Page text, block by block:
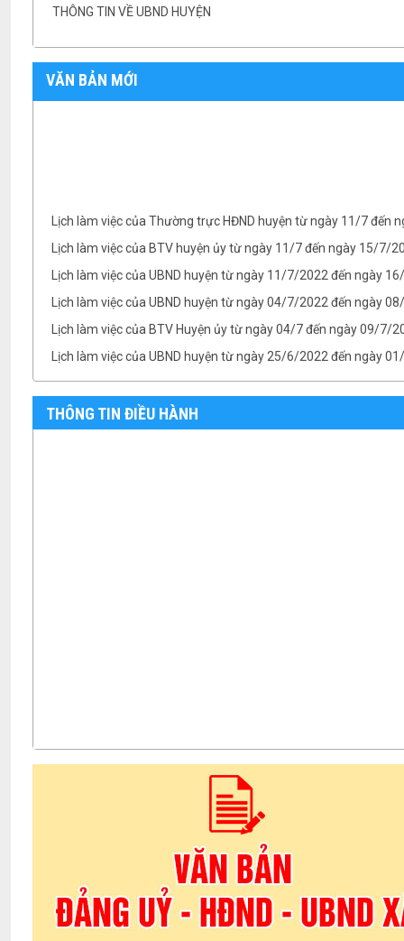
THÔNG TIN VỀ UBND HUYỆN
VĂN BẢN MỚI
Lịch làm việc của BTV huyện ủy từ ngày 11/7 đến ngày 15/7/
Lịch làm việc của UBND huyện từ ngày 11/7/2022 đến ngày
Lịch làm việc của UBND huyện từ ngày 04/7/2022 đến ngày
Lịch làm việc của BTV Huyện ủy từ ngày 04/7 đến ngày 09/7/
Lịch làm việc của UBND huyện từ ngày 25/6/2022 đến ngày
Lịch làm việc của TT HĐND huyện từ ngày 25/6 đến ngày 01/
TB- Ý kiến kết luận của Chủ tịch UBND huyện Phan Văn Linh
THÔNG TIN ĐIỀU HÀNH